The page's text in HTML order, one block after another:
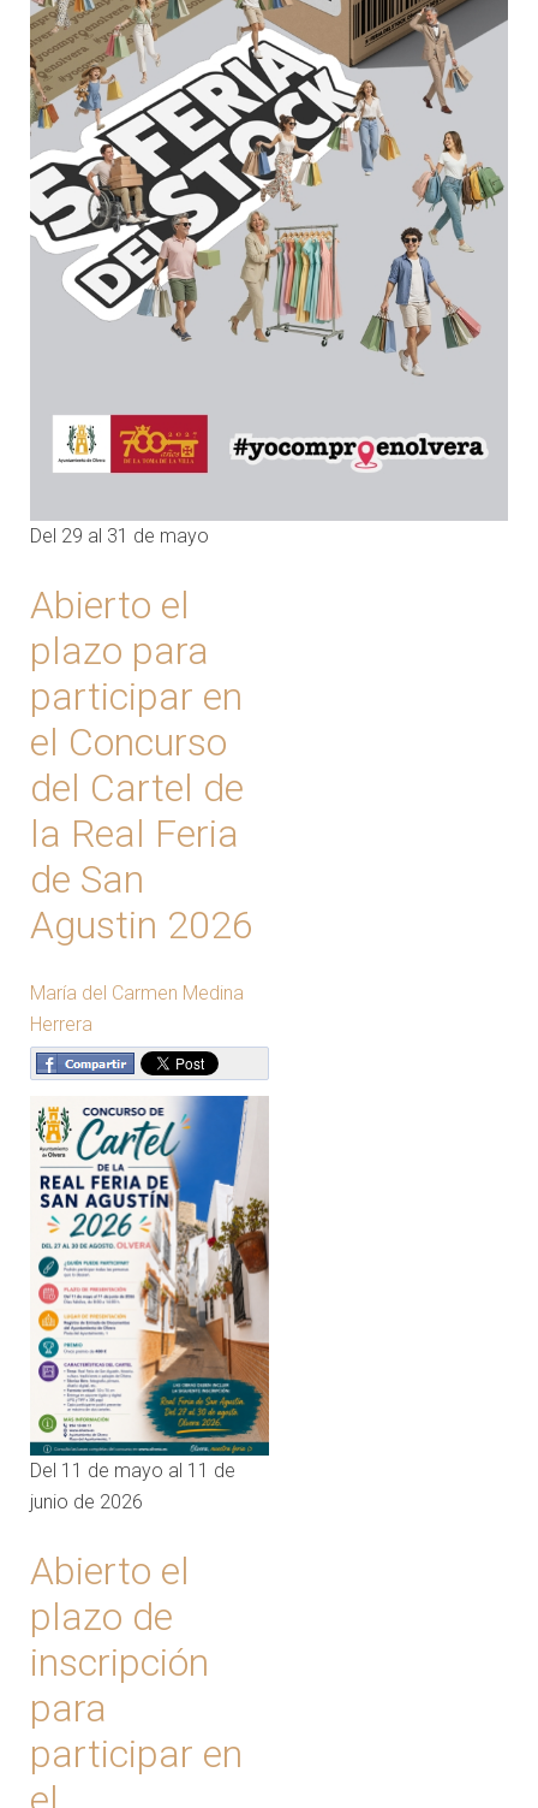
Del 29 al 31 de mayo
Abierto el
plazo para
participar en
el Concurso
del Cartel de
la Real Feria
de San
Agustin 2026
María del Carmen Medina
Herrera
Del 11 de mayo al 11 de
junio de 2026
Abierto el
plazo de
inscripción
para
participar en